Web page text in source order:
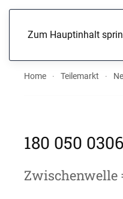
Zum Hauptinhalt
Home Teilemarkt
180 050
Zwischenwelle